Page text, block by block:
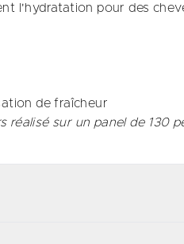
l'hydratation pour des
de fraîcheur​
sur un panel de 130